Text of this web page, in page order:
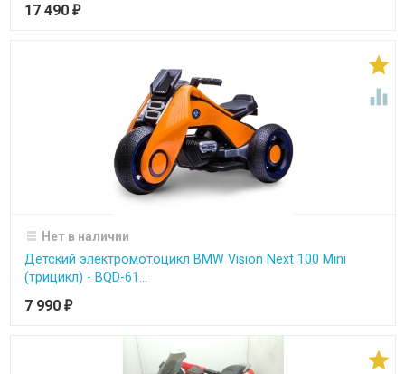
17 490 ₽


Нет в наличии
Детский электромотоцикл BMW Vision Next 100 Mini
(трицикл) - BQD-61...
7 990 ₽
